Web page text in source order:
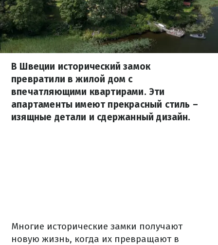
В Швеции исторический замок
превратили в жилой дом с
впечатляющими квартирами. Эти
апартаменты имеют прекрасный стиль –
изящные детали и сдержанный дизайн.
Многие исторические замки получают
новую жизнь, когда их превращают в